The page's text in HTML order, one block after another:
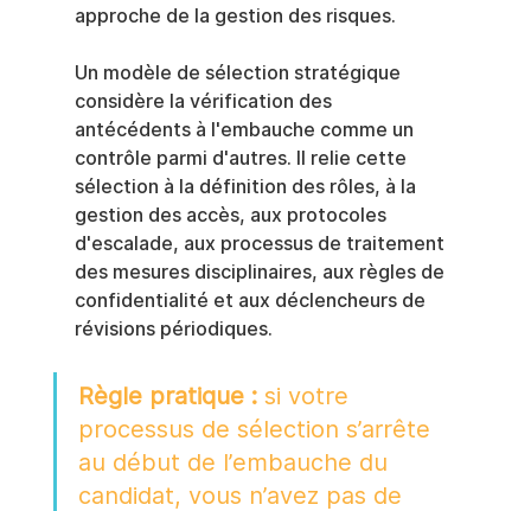
approche de la gestion des risques.
Un modèle de sélection stratégique
considère la vérification des
antécédents à l'embauche comme un
contrôle parmi d'autres. Il relie cette
sélection à la définition des rôles, à la
gestion des accès, aux protocoles
d'escalade, aux processus de traitement
des mesures disciplinaires, aux règles de
confidentialité et aux déclencheurs de
révisions périodiques.
Règle pratique : si votre
processus de sélection s’arrête
au début de l’embauche du
candidat, vous n’avez pas de